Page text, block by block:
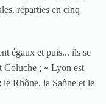
réparties en cinq
égaux et puis... ils se
; « Lyon est
Rhône, la Saône et le